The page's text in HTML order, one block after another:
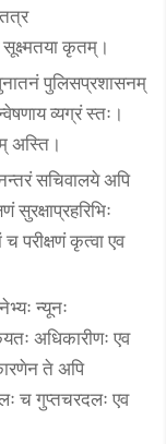
सूक्ष्मतया कृतम्।
पुलिसप्रशासनम्
व्यग्रं स्तः।
अस्ति।
सचिवालये अपि
परीक्षणं कृत्वा एव
न्यूनः
अधिकारीणः एव
ते अपि
च गुप्तचरदलः एव